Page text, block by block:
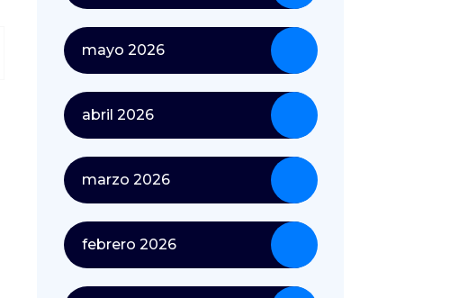
mayo 2026
abril 2026
marzo 2026
febrero 2026